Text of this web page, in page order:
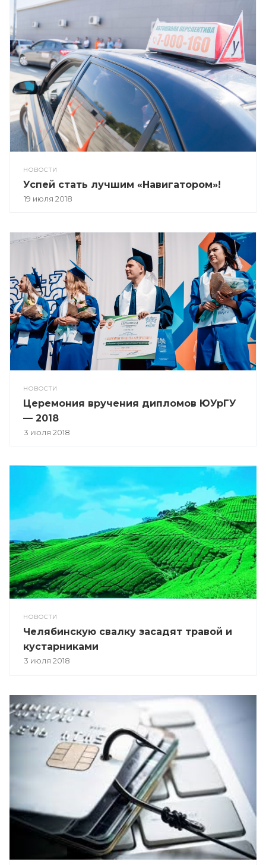
НОВОСТИ
Успей стать лучшим «Навигатором»!
19 июля 2018
НОВОСТИ
Церемония вручения дипломов ЮУрГУ
— 2018
3 июля 2018
НОВОСТИ
Челябинскую свалку засадят травой и
кустарниками
3 июля 2018